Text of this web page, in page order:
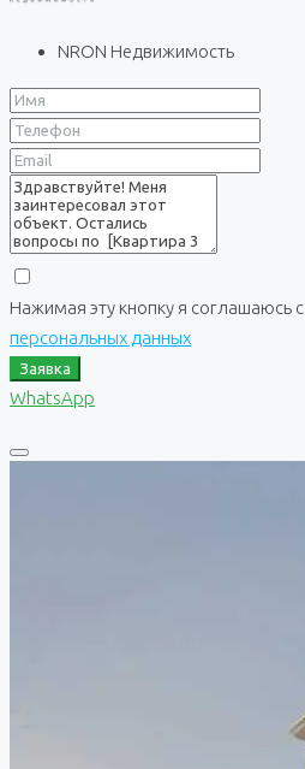
NRON Недвижимость
Нажимая эту кнопку я соглашаюсь с
персональных данных
Заявка
WhatsApp